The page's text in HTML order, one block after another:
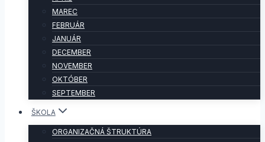
MAREC
FEBRUÁR
JANUÁR
DECEMBER
NOVEMBER
OKTÓBER
SEPTEMBER
ŠKOLA
ORGANIZAČNÁ ŠTRUKTÚRA